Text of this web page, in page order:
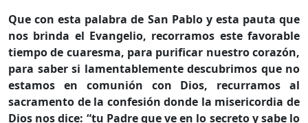
Que con esta palabra de San Pablo y esta pauta que
nos brinda el Evangelio, recorramos este favorable
tiempo de cuaresma, para purificar nuestro corazón,
para saber si lamentablemente descubrimos que no
estamos en comunión con Dios, recurramos al
sacramento de la confesión donde la misericordia de
Dios nos dice: “tu Padre que ve en lo secreto y sabe lo